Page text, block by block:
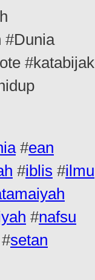
#Dunia
#katabijak
#ean
#iblis #ilmu
#nafsu
#setan